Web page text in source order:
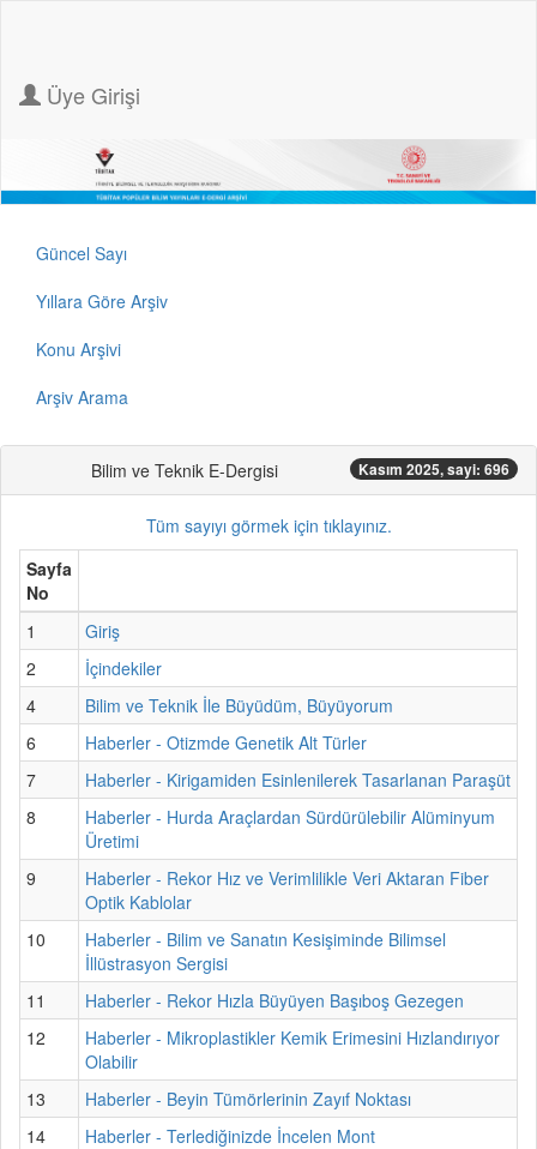
Üye Girişi
Güncel Sayı
Yıllara Göre Arşiv
Konu Arşivi
Arşiv Arama
Bilim ve Teknik E-Dergisi Kasım 2025, sayi: 696
Tüm sayıyı görmek için tıklayınız.
Sayfa
No
1
Giriş
2
İçindekiler
4
Bilim ve Teknik İle Büyüdüm, Büyüyorum
6
Haberler - Otizmde Genetik Alt Türler
7
Haberler - Kirigamiden Esinlenilerek Tasarlanan Paraşüt
8
Haberler - Hurda Araçlardan Sürdürülebilir Alüminyum
Üretimi
9
Haberler - Rekor Hız ve Verimlilikle Veri Aktaran Fiber
Optik Kablolar
10
Haberler - Bilim ve Sanatın Kesişiminde Bilimsel
İllüstrasyon Sergisi
11
Haberler - Rekor Hızla Büyüyen Başıboş Gezegen
12
Haberler - Mikroplastikler Kemik Erimesini Hızlandırıyor
Olabilir
13
Haberler - Beyin Tümörlerinin Zayıf Noktası
14
Haberler - Terlediğinizde İncelen Mont